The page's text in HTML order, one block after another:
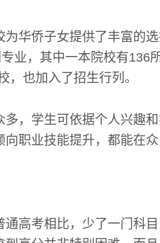
为华侨子女提供了丰富的
专业，其中一本院校有
，也加入了招生行列。
多，学生可依据个人兴趣
向职业技能提升，都能在
通高考相比，少了一门科